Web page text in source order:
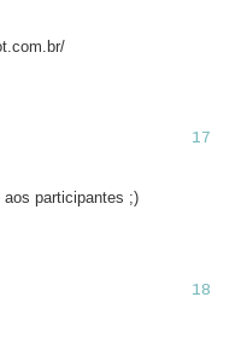
aos participantes ;)